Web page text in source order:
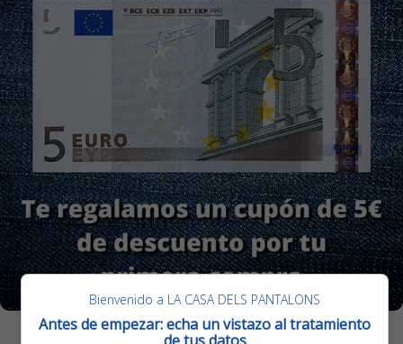
Bienvenido a LA CASA DELS PANTALONS
Antes de empezar: echa un vistazo al tratamiento